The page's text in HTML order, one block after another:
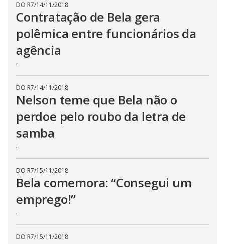
DO R7/14/11/2018
Contratação de Bela gera
polêmica entre funcionários da
agência
.
DO R7/14/11/2018
Nelson teme que Bela não o
perdoe pelo roubo da letra de
samba
.
DO R7/15/11/2018
Bela comemora: “Consegui um
emprego!”
.
DO R7/15/11/2018